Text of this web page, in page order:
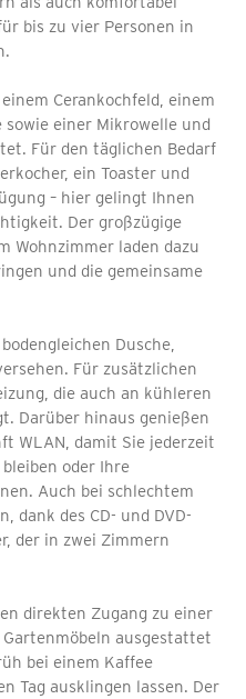
bis zu vier Personen in
Cerankochfeld, einem
sowie einer Mikrowelle und
Für den täglichen Bedarf
ein Toaster und
– hier gelingt Ihnen
Der großzügige
Wohnzimmer laden dazu
und die gemeinsame
Dusche,
Für zusätzlichen
die auch an kühleren
Darüber hinaus genießen
WLAN, damit Sie jederzeit
oder Ihre
Auch bei schlechtem
dank des CD- und DVD-
der in zwei Zimmern
direkten Zugang zu einer
ausgestattet
bei einem Kaffee
Tag ausklingen lassen. Der